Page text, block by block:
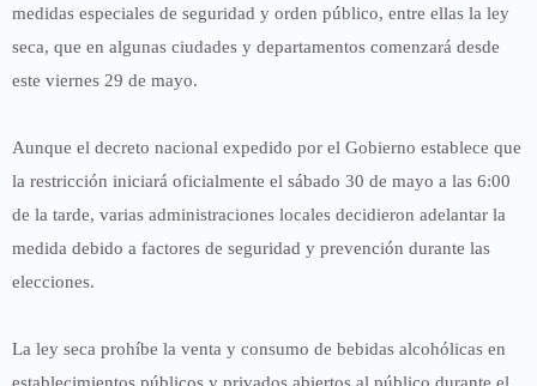
medidas especiales de seguridad y orden público, entre ellas la ley
seca, que en algunas ciudades y departamentos comenzará desde
este viernes 29 de mayo.
Aunque el decreto nacional expedido por el Gobierno establece que
la restricción iniciará oficialmente el sábado 30 de mayo a las 6:00
de la tarde, varias administraciones locales decidieron adelantar la
medida debido a factores de seguridad y prevención durante las
elecciones.
La ley seca prohíbe la venta y consumo de bebidas alcohólicas en